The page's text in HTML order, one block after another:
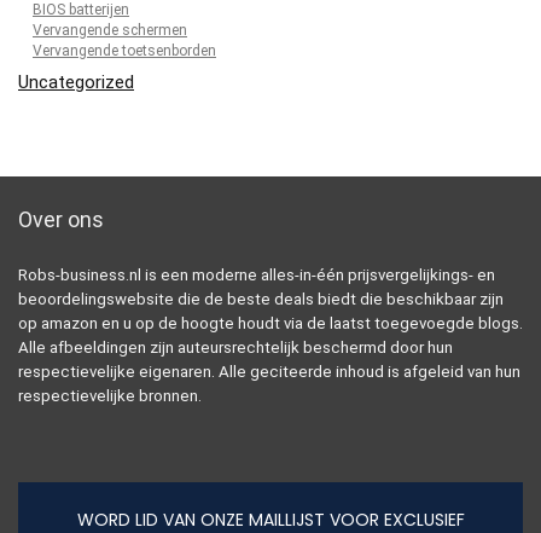
BIOS batterijen
Vervangende schermen
Vervangende toetsenborden
Uncategorized
Over ons
Robs-business.nl is een moderne alles-in-één prijsvergelijkings- en
beoordelingswebsite die de beste deals biedt die beschikbaar zijn
op amazon en u op de hoogte houdt via de laatst toegevoegde blogs.
Alle afbeeldingen zijn auteursrechtelijk beschermd door hun
respectievelijke eigenaren. Alle geciteerde inhoud is afgeleid van hun
respectievelijke bronnen.
WORD LID VAN ONZE MAILLIJST VOOR EXCLUSIEF